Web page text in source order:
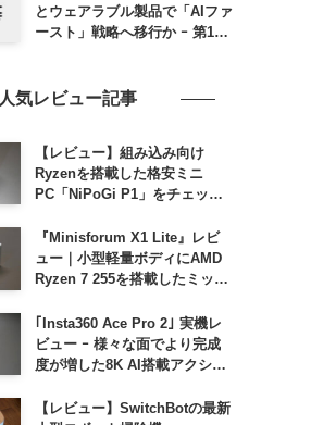
とウェアラブル製品で「AIファ
ースト」戦略へ移行か ｰ 第1弾
人気レビュー記事
【レビュー】組み込み向け
Ryzenを搭載した格安ミニ
PC「NiPoGi P1」をチェック
高性能
『Minisforum X1 Lite』レビ
ュー｜小型軽量ボディにAMD
Ryzen 7 255を搭載したミッド
｢Insta360 Ace Pro 2｣ 実機レ
ビュー ｰ 様々な面でより完成
度が増した8K AI搭載アクショ
【レビュー】SwitchBotの最新